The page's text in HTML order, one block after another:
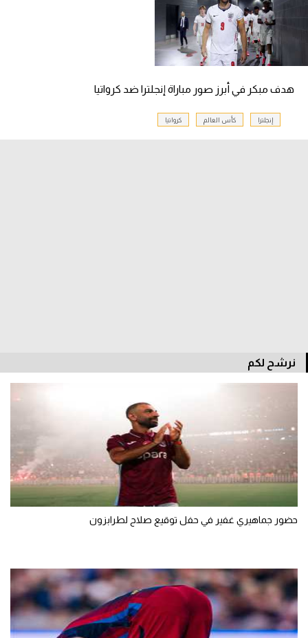
هدف مبكر في أبرز صور مباراة إنجلترا ضد كرواتيا
إنجلترا كأس العالم كرواتيا
نرشح لكم
حضور جماهيري غفير في حفل توقيع صلاح لطرابزون